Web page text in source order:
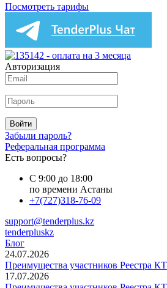
Посмотреть тарифы
Авторизация
Войти
Забыли пароль?
Реферальная программа
Есть вопросы?
С 9:00 до 18:00
по времени Астаны
+7(727)318-76-09
support@tenderplus.kz
tenderpluskz
Блог
24.07.2026
Преимущества участников Реестра
17.07.2026